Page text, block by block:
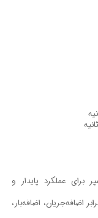
کاری بالا: حداکثر جریان کاری 30 آمپر برای عملکرد پایدار و
اضافه‌جریان، اضافه‌بار،